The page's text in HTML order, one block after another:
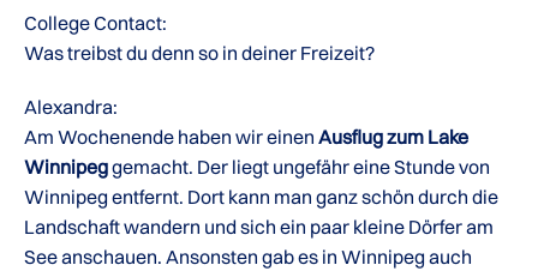
College Contact:
Was treibst du denn so in deiner Freizeit?
Alexandra:
Am Wochenende haben wir einen Ausflug zum Lake
Winnipeggemacht. Der liegt ungefähr eine Stunde von
Winnipeg entfernt. Dort kann man ganz schön durch die
Landschaft wandern und sich ein paar kleine Dörfer am
See anschauen. Ansonsten gab es in Winnipeg auch